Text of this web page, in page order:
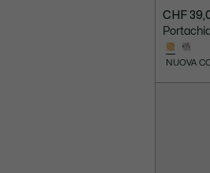
CHF
NUOVA